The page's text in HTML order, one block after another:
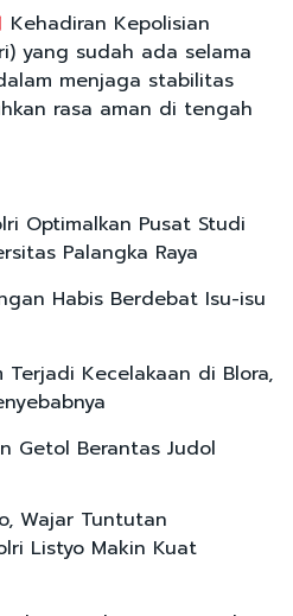
Kehadiran Kepolisian
yang sudah ada selama
menjaga stabilitas
rasa aman di tengah
Optimalkan Pusat Studi
Palangka Raya
Habis Berdebat Isu-isu
Terjadi Kecelakaan di Blora,
Getol Berantas Judol
Wajar Tuntutan
Listyo Makin Kuat